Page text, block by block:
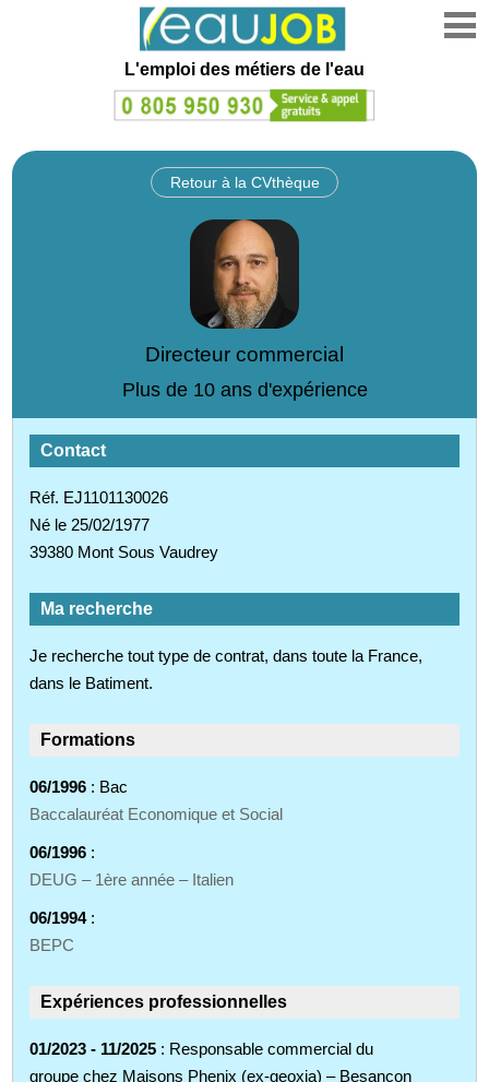
L'emploi des métiers de l'eau
Retour à la CVthèque
Directeur commercial
Plus de 10 ans d'expérience
Contact
Réf. EJ1101130026
Né le 25/02/1977
39380 Mont Sous Vaudrey
Ma recherche
Je recherche tout type de contrat, dans toute la France,
dans le Batiment.
Formations
06/1996 : Bac
Baccalauréat Economique et Social
06/1996 :
DEUG – 1ère année – Italien
06/1994:
BEPC
Expériences professionnelles
01/2023 - 11/2025 : Responsable commercial du
groupe chez Maisons Phenix (ex‑geoxia) – Besançon